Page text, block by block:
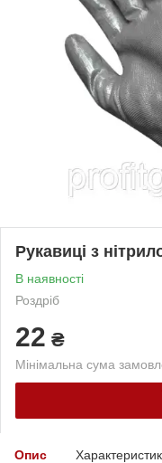
Рукавиці з
В наявності
Роздріб
22 ₴
Мінімальна сума
Опис